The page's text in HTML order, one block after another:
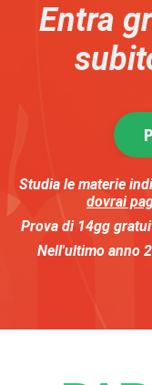
Entra
Studia le materie
dovrai
Prova di 14gg
Nell'ultimo anno